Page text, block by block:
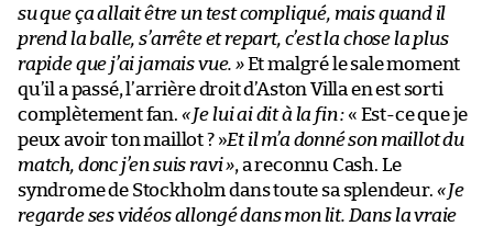
su que ça allait être un test compliqué, mais quand il
prend la balle, s’arrête et repart, c’est la chose la plus
rapide que j’ai jamais vue. »Et malgré le sale moment
qu’il a passé, l’arrière droit d’Aston Villa en est sorti
complètement fan. « Je lui ai dit à la fin : « Est-ce que je
peux avoir ton maillot ? »Et il m’a donné son maillot du
match, donc j’en suis ravi », a reconnu Cash. Le
syndrome de Stockholm dans toute sa splendeur. « Je
regarde ses vidéos allongé dans mon lit. Dans la vraie